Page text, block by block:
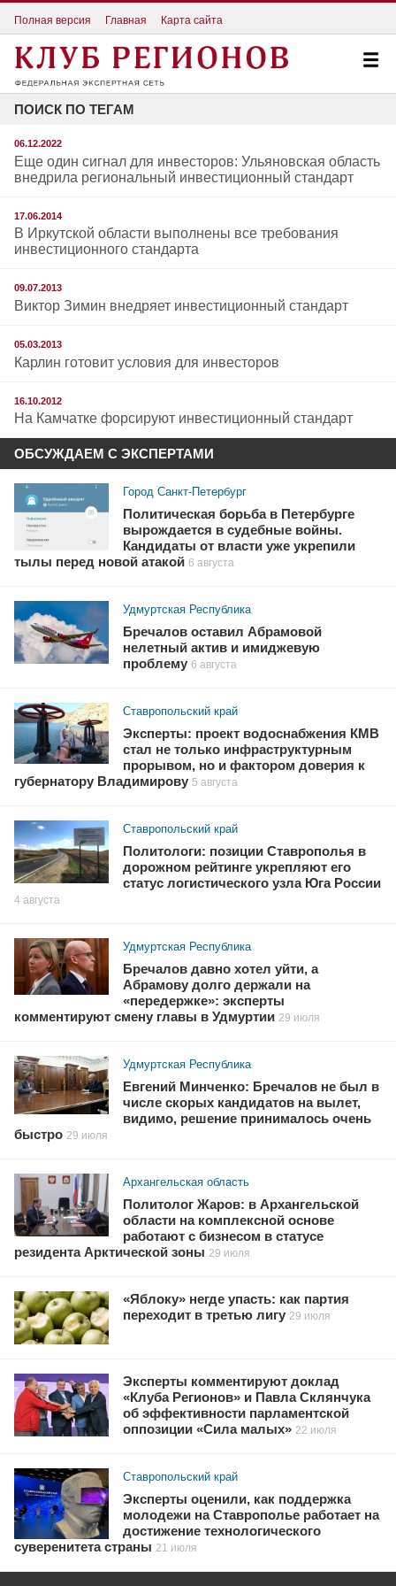
Полная версия Главная Карта сайта
ПОИСК ПО ТЕГАМ
06.12.2022
Еще один сигнал для инвесторов: Ульяновская область
внедрила региональный инвестиционный стандарт
17.06.2014
В Иркутской области выполнены все требования
инвестиционного стандарта
09.07.2013
Виктор Зимин внедряет инвестиционный стандарт
05.03.2013
Карлин готовит условия для инвесторов
16.10.2012
На Камчатке форсируют инвестиционный стандарт
ОБСУЖДАЕМ С ЭКСПЕРТАМИ
Город Санкт-Петербург
Политическая борьба в Петербурге
вырождается в судебные войны.
Кандидаты от власти уже укрепили
тылы перед новой атакой 6 августа
Удмуртская Республика
Бречалов оставил Абрамовой
нелетный актив и имиджевую
проблему 6 августа
Ставропольский край
Эксперты: проект водоснабжения КМВ
стал не только инфраструктурным
прорывом, но и фактором доверия к
губернатору Владимирову 5 августа
Ставропольский край
Политологи: позиции Ставрополья в
дорожном рейтинге укрепляют его
статус логистического узла Юга России
4 августа
Удмуртская Республика
Бречалов давно хотел уйти, а
Абрамову долго держали на
«передержке»: эксперты
комментируют смену главы в Удмуртии 29 июля
Удмуртская Республика
Евгений Минченко: Бречалов не был в
числе скорых кандидатов на вылет,
видимо, решение принималось очень
быстро 29 июля
Архангельская область
Политолог Жаров: в Архангельской
области на комплексной основе
работают с бизнесом в статусе
резидента Арктической зоны 29 июля
«Яблоку» негде упасть: как партия
переходит в третью лигу 29 июля
Эксперты комментируют доклад
«Клуба Регионов» и Павла Склянчука
об эффективности парламентской
оппозиции «Сила малых» 22 июля
Ставропольский край
Эксперты оценили, как поддержка
молодежи на Ставрополье работает на
достижение технологического
суверенитета страны 21 июля